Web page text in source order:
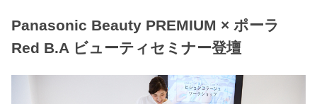
Panasonic Beauty PREMIUM × ポーラ
Red B.A ビューティセミナー登壇